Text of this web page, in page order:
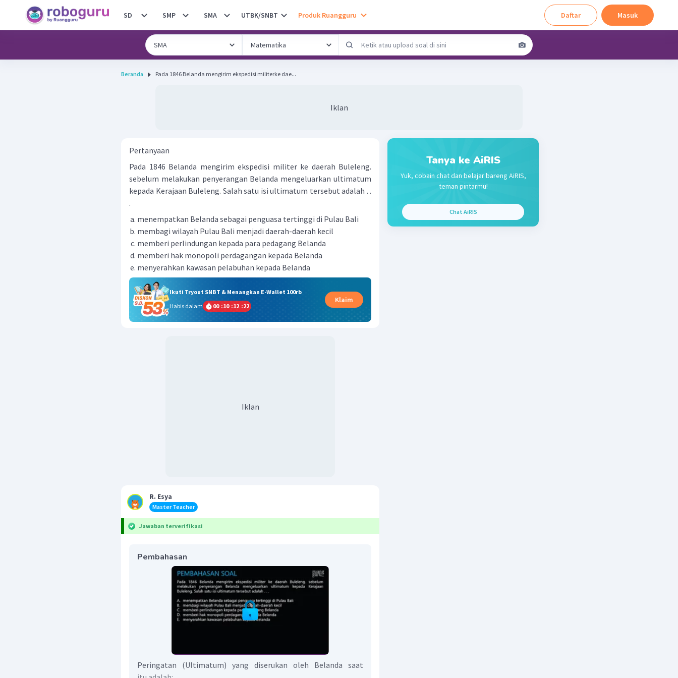
SD SMP SMA UTBK/SNBT Produk Ruangguru Daftar Masuk
Beranda Pada 1846 Belanda mengirim ekspedisi militerke dae...
Iklan
Pertanyaan
Pada 1846 Belanda mengirim ekspedisi militer ke daerah Buleleng.
sebelum melakukan penyerangan Belanda mengeluarkan ultimatum
kepada Kerajaan Buleleng. Salah satu isi ultimatum tersebut adalah . .
.
menempatkan Belanda sebagai penguasa tertinggi di Pulau Bali
membagi wilayah Pulau Bali menjadi daerah-daerah kecil
memberi perlindungan kepada para pedagang Belanda
memberi hak monopoli perdagangan kepada Belanda
menyerahkan kawasan pelabuhan kepada Belanda
Ikuti Tryout SNBT & Menangkan E-Wallet 100rb
Habis dalam
00 :10 :12 :21
Klaim
Iklan
R. Esya
Master Teacher
Jawaban terverifikasi
Pembahasan
Peringatan (Ultimatum) yang diserukan oleh Belanda saat
Tanya ke AiRIS
Yuk, cobain chat dan belajar bareng AiRIS,
teman pintarmu!
Chat AiRIS